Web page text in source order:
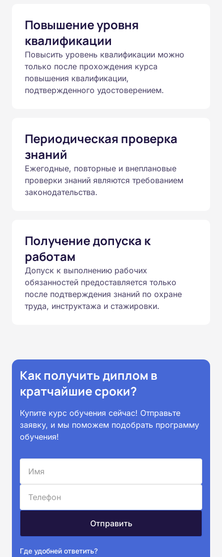
Повышение уровня
квалификации
Повысить уровень квалификации можно
только после прохождения курса
повышения квалификации,
подтвержденного удостоверением.
Периодическая проверка
знаний
Ежегодные, повторные и внеплановые
проверки знаний являются требованием
законодательства.
Получение допуска к
работам
Допуск к выполнению рабочих
обязанностей предоставляется только
после подтверждения знаний по охране
труда, инструктажа и стажировки.
Как получить диплом в
кратчайшие сроки?
Купите курс обучения сейчас! Отправьте
заявку, и мы поможем подобрать программу
обучения!
Где удобней ответить?